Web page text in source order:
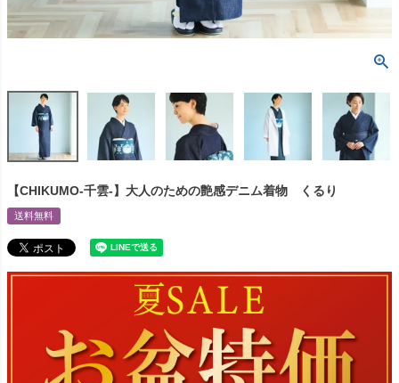
【CHIKUMO-千雲-】大人のための艶感デニム着物 くるり
送料無料